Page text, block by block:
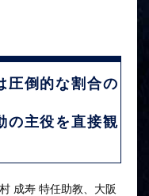
圧倒的な割合の
の主役を直接観
成寿 特任助教、大阪